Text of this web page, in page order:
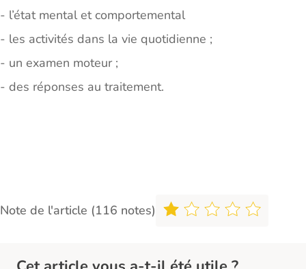
- l’état mental et comportemental
- les activités dans la vie quotidienne ;
- un examen moteur ;
- des réponses au traitement.
Note de l'article (116 notes)